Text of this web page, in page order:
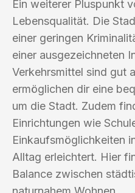
Ein weiterer Pluspunkt
Lebensqualität. Die
einer geringen
einer ausgezeichneten
Verkehrsmittel sind gut
ermöglichen dir eine
um die Stadt. Zudem
Einrichtungen wie
Einkaufsmöglichkeiten
Alltag erleichtert. Hier
Balance zwischen